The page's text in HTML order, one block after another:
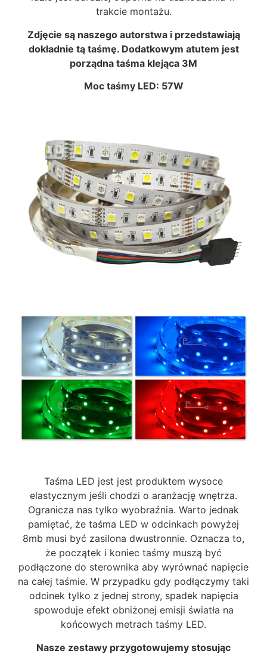
trakcie montażu.
Zdjęcie są naszego autorstwa i przedstawiają
dokładnie tą taśmę. Dodatkowym atutem jest
porządna taśma klejąca 3M
Moc taśmy LED: 57W
Taśma LED jest jest produktem wysoce
elastycznym jeśli chodzi o aranżację wnętrza.
Ogranicza nas tylko wyobraźnia. Warto jednak
pamiętać, że taśma LED w odcinkach powyżej
8mb musi być zasilona dwustronnie. Oznacza to,
że początek i koniec taśmy muszą być
podłączone do sterownika aby wyrównać napięcie
na całej taśmie. W przypadku gdy podłączymy taki
odcinek tylko z jednej strony, spadek napięcia
spowoduje efekt obniżonej emisji światła na
końcowych metrach taśmy LED.
Nasze zestawy przygotowujemy stosując